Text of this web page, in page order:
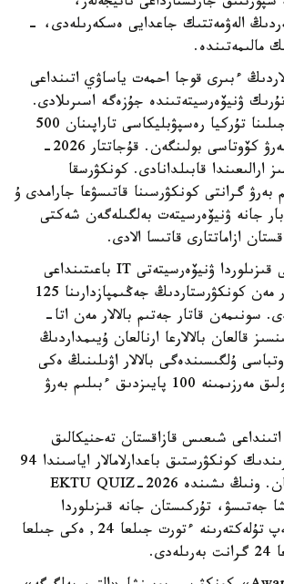
الەۋمەتتىك جاعدايى ەسكەرىلەدى، -
مالىمەتىندە.
ءبىرى قوجا احمەت ياساۋي اتىنداعى
ۋنيۆەرسيتەتىندە جۇزەگە اسىرىلادى.
2026-2027 وقۋ جىلىنا تۇركيا رەسپۋبليكاسى تاراپىنان 500
ءداستۇرلى ءبىلىم بەرۋ كۆوتاسى بولىنگەن. قۇجاتتار 2026-
10-15-تامىز ارالىعىندا قابىلدانادى. كونكۋرسقا
بەرۋ گرانتى كونكۋرسىنا قاتىسۋعا جارامدى ۇ
جانە ۋنيۆەرسيتەت بەلگىلەگەن شەكتى
ازاماتتارى قاتىسا الادى.
قورقىت اتا اتىنداعى قىزىلوردا ۋنيۆەرسيتەتى IT باعىتىنداعى
وليمپيادالار، جوبالار مەن كونكۋرستاردىڭ جەڭىمپازدارىنا 125
سونىمەن قاتار جەتىم بالالار مەن اتا-
قالعان بالالارعا ارنالعان ۇيىمداردىڭ
ۇلگىسىندەگى بالالار اۋىلىنىڭ ەكى
تۇلەگىنە وقۋدىڭ تولىق مەرزىمىنە 100 پايىزدىق ءبىلىم بەرۋ
شىعىس قازاقستان تەحنيكالىق
ۋنيۆەرسيتەتىندە وزىندىك كونكۋرستىق باعدارلامالار اياسىندا 94
گرانت قاراستىرىلعان. ونىڭ ىشىندە EKTU QUIZ-2026
جەتىسۋ، تۇركىستان جانە قىزىلوردا
وبلىستارىنىڭ مەكتەپ تۇلەكتەرىنە ءتورت جىلعا 24, ەكى جىلعا